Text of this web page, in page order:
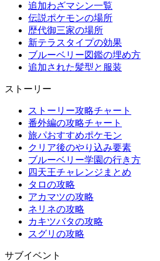
追加わざマシン一覧
伝説ポケモンの場所
歴代御三家の場所
新テラスタイプの効果
ブルーベリー図鑑の埋め方
追加された髪型と服装
ストーリー
ストーリー攻略チャート
番外編の攻略チャート
旅パおすすめポケモン
クリア後のやり込み要素
ブルーベリー学園の行き方
四天王チャレンジまとめ
タロの攻略
アカマツの攻略
ネリネの攻略
カキツバタの攻略
スグリの攻略
サブイベント